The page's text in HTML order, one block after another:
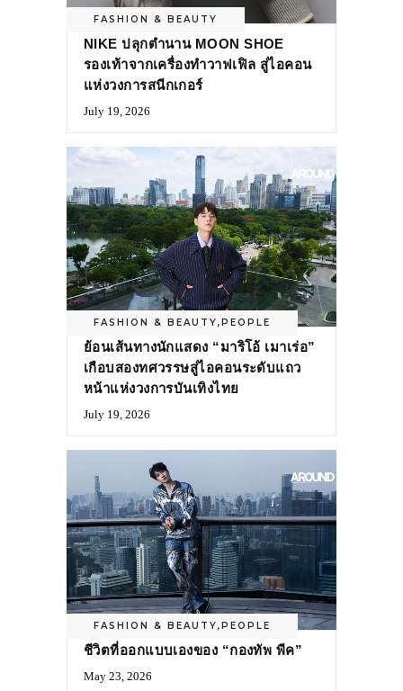
FASHION & BEAUTY
NIKE ปลุกตำนาน MOON SHOE
รองเท้าจากเครื่องทำวาฟเฟิล สู่ไอคอน
แห่งวงการสนีกเกอร์
July 19, 2026
FASHION & BEAUTY,PEOPLE
ย้อนเส้นทางนักแสดง “มาริโอ้ เมาเร่อ”
เกือบสองทศวรรษสู่ไอคอนระดับแถว
หน้าแห่งวงการบันเทิงไทย
July 19, 2026
FASHION & BEAUTY,PEOPLE
ชีวิตที่ออกแบบเองของ “กองทัพ พีค”
May 23, 2026